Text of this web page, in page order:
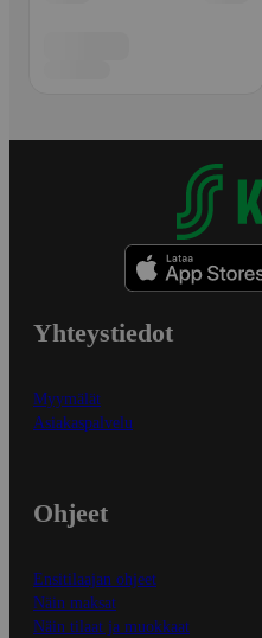
Yhteystiedot
Myymälät
Asiakaspalvelu
Ohjeet
Ensitilaajan ohjeet
Näin maksat
Näin tilaat ja muokkaat